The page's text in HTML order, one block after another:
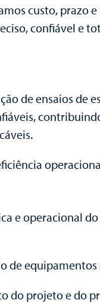
custo, prazo
confiável e
de ensaios de
e operacional
de
do projeto e do